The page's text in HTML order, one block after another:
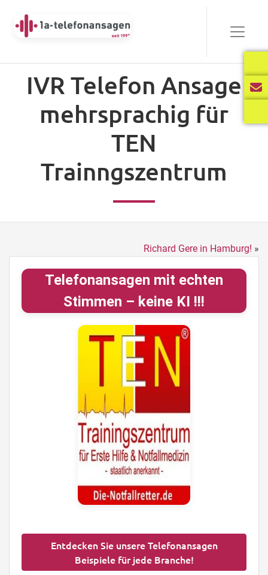
IVR Telefon Ansage
mehrsprachig für
TEN
Trainngszentrum
Richard Gere in Hamburg! »
Telefonansagen mit echten
Stimmen – keine KI !!!
Entdecken Sie unsere Telefonansagen
Beispiele für jede Branche!